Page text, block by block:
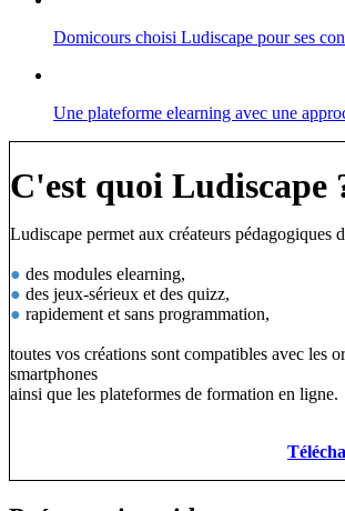
Domicours choisi Ludiscape pour ses
Une plateforme elearning avec une
C'est quoi Ludiscape
Ludiscape permet aux créateurs pédagogiques
● des modules elearning,
● des jeux-sérieux et des quizz,
● rapidement et sans programmation,
toutes vos créations sont compatibles avec les
smartphones
ainsi que les plateformes de formation en ligne.